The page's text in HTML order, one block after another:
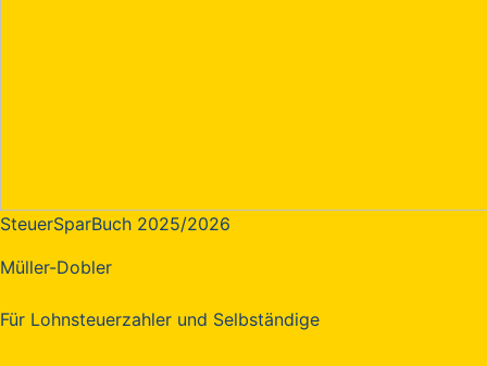
SteuerSparBuch 2025/2026
Müller-Dobler
Für Lohnsteuerzahler und Selbständige